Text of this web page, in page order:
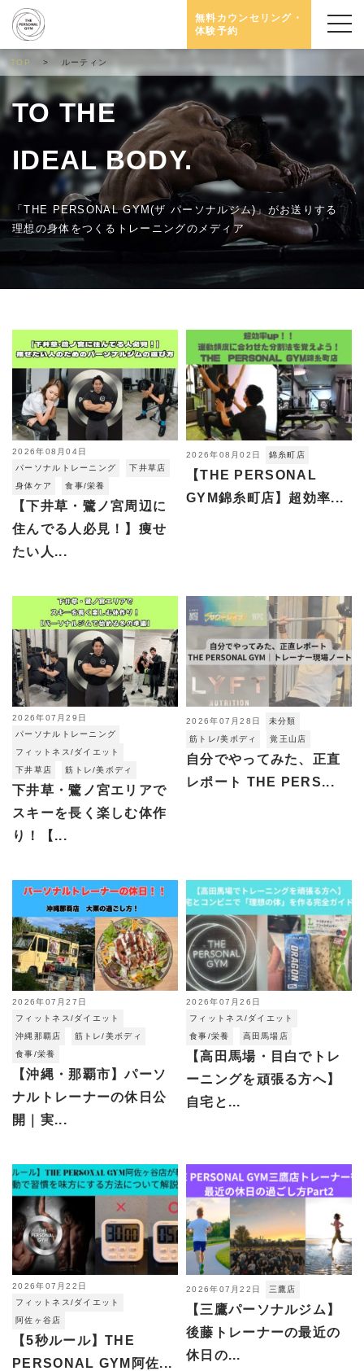
無料カウンセリング・
体験予約
TOP ルーティン
TO THE
IDEAL BODY.
「THE PERSONAL GYM(ザ パーソナルジム)」がお送りする
理想の身体をつくるトレーニングのメディア
2026年08月04日
パーソナルトレーニング
下井草店
身体ケア
食事/栄養
【下井草・鷺ノ宮周辺に
住んでる人必見！】痩せ
たい人...
2026年08月02日 錦糸町店
【THE PERSONAL
GYM錦糸町店】超効率...
2026年07月29日
パーソナルトレーニング
フィットネス/ダイエット
下井草店
筋トレ/美ボディ
下井草・鷺ノ宮エリアで
スキーを長く楽しむ体作
り！【...
2026年07月28日
未分類
筋トレ/美ボディ
覚王山店
自分でやってみた、正直
レポート THE PERS...
2026年07月27日
フィットネス/ダイエット
沖縄那覇店
筋トレ/美ボディ
食事/栄養
【沖縄・那覇市】パーソ
ナルトレーナーの休日公
開｜実...
2026年07月26日
フィットネス/ダイエット
食事/栄養
高田馬場店
【高田馬場・目白でトレ
ーニングを頑張る方へ】
自宅と...
2026年07月22日
フィットネス/ダイエット
阿佐ヶ谷店
【5秒ルール】THE
PERSONAL GYM阿佐...
2026年07月22日 三鷹店
【三鷹パーソナルジム】
後藤トレーナーの最近の
休日の...